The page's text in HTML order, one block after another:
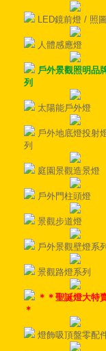
LED鏡前燈 / 照
人體感應燈
戶外景觀照明品
列
太陽能戶外燈
戶外地底燈投射
列
庭園景觀造景燈
戶外門柱頭燈
景觀步道燈
戶外景觀壁燈系列
景觀路燈系列
＊＊聖誕燈大特
＊
燈飾吸頂盤零配